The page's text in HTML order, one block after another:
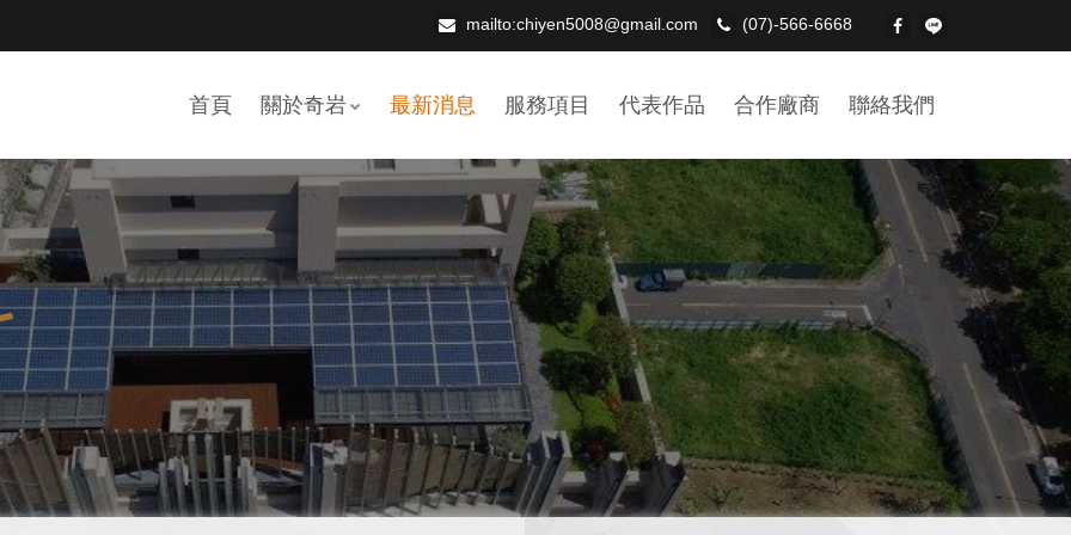
mailto:chiyen5008@gmail.com (07)-566-6668
首頁 關於奇岩 最新消息 服務項目 代表作品 合作廠商 聯絡我們